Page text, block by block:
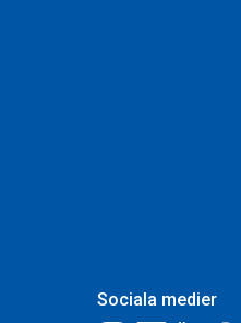
Sociala medier